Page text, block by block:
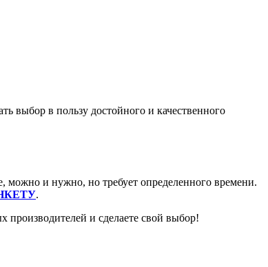
выбор в пользу достойного и качественного
можно и нужно, но требует определенного времени.
.
производителей и сделаете свой выбор!